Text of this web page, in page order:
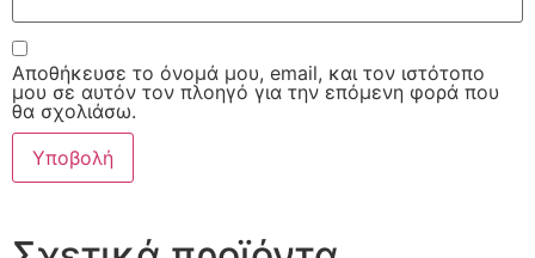
Αποθήκευσε το όνομά μου, email, και τον ιστότοπο
μου σε αυτόν τον πλοηγό για την επόμενη φορά που
θα σχολιάσω.